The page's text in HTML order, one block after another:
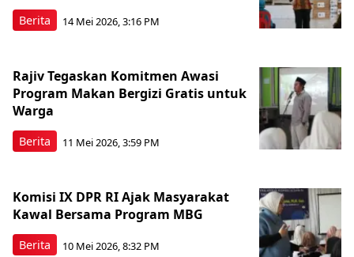
Berita 14 Mei 2026, 3:16 PM
Berita
Rajiv Tegaskan Komitmen Awasi
Program Makan Bergizi Gratis untuk
Warga
11 Mei 2026, 3:59 PM
Berita
Komisi IX DPR RI Ajak Masyarakat
Kawal Bersama Program MBG
10 Mei 2026, 8:32 PM